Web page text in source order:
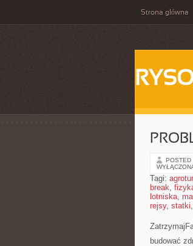
Strona główna
POSTED
Tagi:
break,
lotniska,
rejsy, statki,
budować